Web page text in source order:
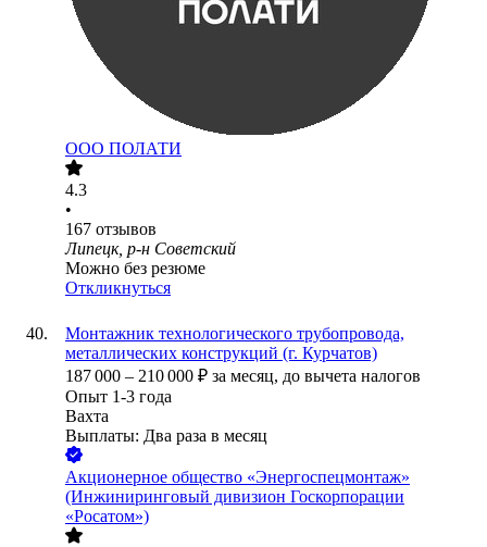
ООО ПОЛАТИ
4.3
•
167 отзывов
Липецк, р-н Советский
Можно без резюме
Откликнуться
Монтажник технологического трубопровода,
металлических конструкций (г. Курчатов)
187 000 – 210 000 ₽ за месяц, до вычета налогов
Опыт 1-3 года
Вахта
Выплаты: Два раза в месяц
Акционерное общество «Энергоспецмонтаж»
(Инжиниринговый дивизион Госкорпорации
«Росатом»)